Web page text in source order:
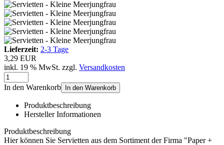
Lieferzeit: 2-3 Tage
3,29 EUR
inkl. 19 % MwSt. zzgl. Versandkosten
In den Warenkorb In den Warenkorb
Produktbeschreibung
Hersteller Informationen
Produktbeschreibung
Hier können Sie Servietten aus dem Sortiment der Firma "Paper +